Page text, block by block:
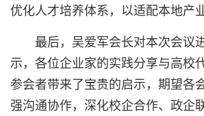
优化人才培养体系，以适配本地产
最后，吴爱军会长对本次会议
示，各位企业家的实践分享与高校
参会者带来了宝贵的启示，期望各
强沟通协作，深化校企合作、政企